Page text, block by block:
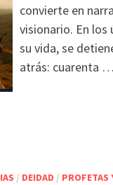
convierte en
visionario. En
su vida, se
atrás: cuarenta …
/ DEIDAD / PROFETAS